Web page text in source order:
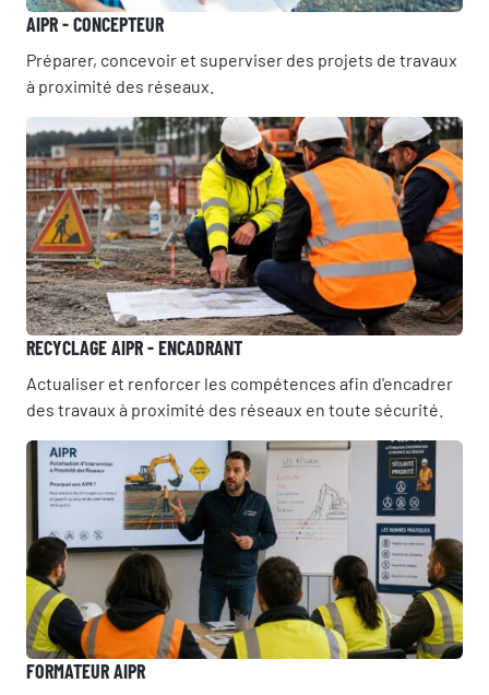
AIPR - CONCEPTEUR
Préparer, concevoir et superviser des projets de travaux
à proximité des réseaux.
RECYCLAGE AIPR - ENCADRANT
Actualiser et renforcer les compétences afin d'encadrer
des travaux à proximité des réseaux en toute sécurité.
FORMATEUR AIPR
RÉSERVER UNE SESSION
Vous êtes
Prénom
Nom
Adresse e-mail
Numéro de téléphone
Votre message